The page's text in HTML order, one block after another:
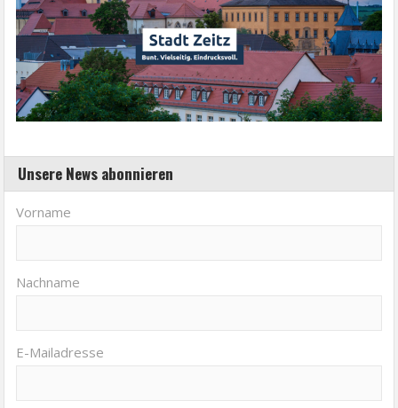
Unsere News abonnieren
Vorname
Nachname
E-Mailadresse